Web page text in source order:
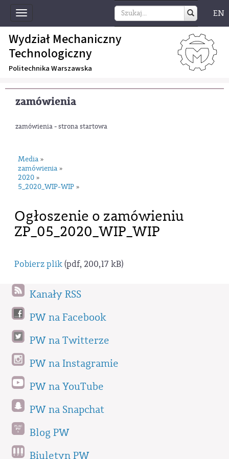
Toggle
navigation
EN
Wydział Mechaniczny
Technologiczny
Politechnika Warszawska
zamówienia
zamówienia - strona startowa
Media »
zamówienia »
2020 »
5_2020_WIP-WIP »
Ogłoszenie o zamówieniu
ZP_05_2020_WIP_WIP
Pobierz plik(pdf, 200,17 kB)
Kanały RSS
PW na Facebook
PW na Twitterze
PW na Instagramie
PW na YouTube
PW na Snapchat
Blog PW
Biuletyn PW